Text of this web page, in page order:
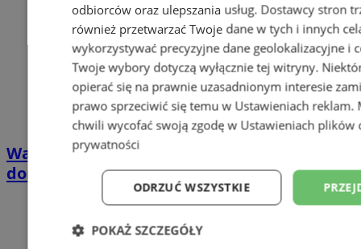
Wakacyjny wypoczynek nad Bałtykiem w
domkach Szmaragdowe Morze
odbiorców oraz ulepszania usług. Dostawcy stron
również przetwarzać Twoje dane w tych i innych
wykorzystywać precyzyjne dane geolokalizacyjne i
Twoje wybory dotyczą wyłącznie tej witryny.
opierać się na prawnie uzasadnionym interesie
prawo sprzeciwić się temu w Ustawieniach reklam.
chwili wycofać swoją zgodę w Ustawieniach plików
prywatności
ODRZUĆ WSZYSTKIE
POKAŻ SZCZEGÓŁY